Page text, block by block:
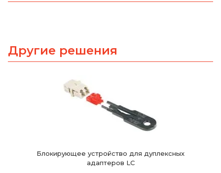
Другие решения
Блокирующее устройство для дуплексных
адаптеров LC